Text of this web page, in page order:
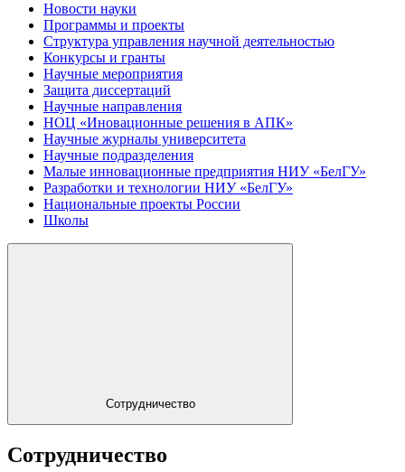
Новости науки
Программы и проекты
Структура управления научной деятельностью
Конкурсы и гранты
Научные мероприятия
Защита диссертаций
Научные направления
НОЦ «Иновационные решения в АПК»
Научные журналы университета
Научные подразделения
Малые инновационные предприятия НИУ «БелГУ»
Разработки и технологии НИУ «БелГУ»
Национальные проекты России
Школы
Сотрудничество
Сотрудничество